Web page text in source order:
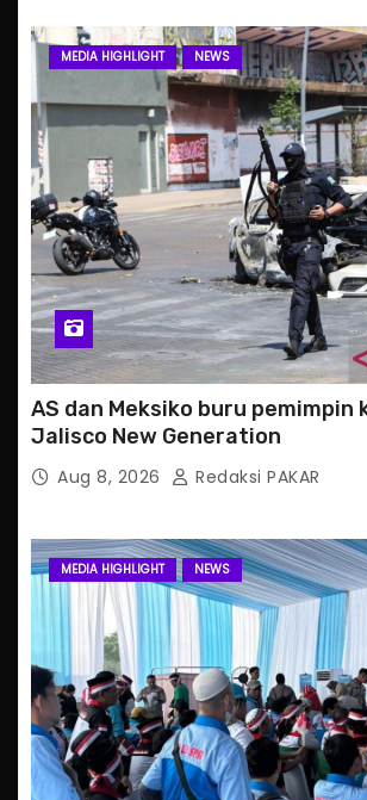
MEDIA HIGHLIGHT NEWS
AS dan Meksiko buru pemimpin
Jalisco New Generation
Aug 8, 2026 Redaksi PAKAR
MEDIA HIGHLIGHT NEWS